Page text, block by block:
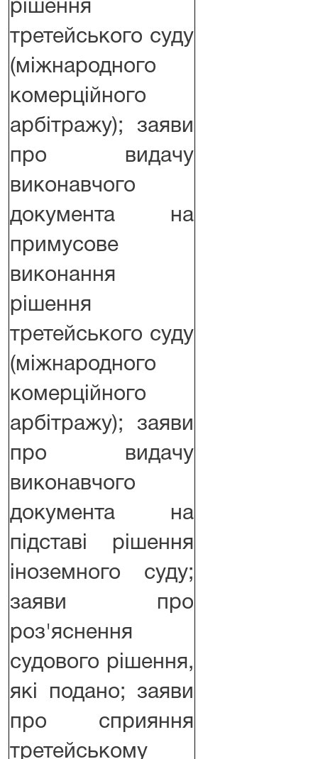
рішення
третейського суду
(міжнародного
комерційного
арбітражу); заяви
про видачу
виконавчого
документа на
примусове
виконання
рішення
третейського суду
(міжнародного
комерційного
арбітражу); заяви
про видачу
виконавчого
документа на
підставі рішення
іноземного суду;
заяви про
роз'яснення
судового рішення,
які подано; заяви
про сприяння
третейському